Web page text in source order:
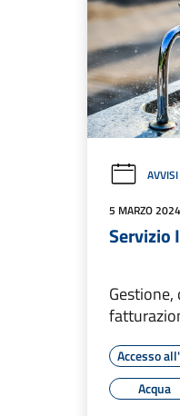
AVVISI
5 MARZO 2024
Servizio
Accesso
Acqua